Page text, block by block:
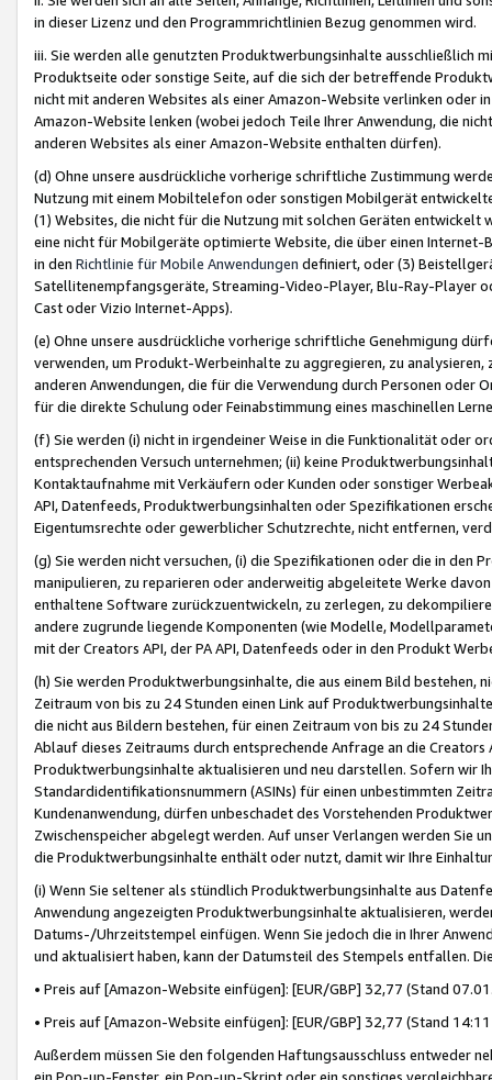
in dieser Lizenz und den Programmrichtlinien Bezug genommen wird.
iii. Sie werden alle genutzten Produktwerbungsinhalte ausschließlich
Produktseite oder sonstige Seite, auf die sich der betreffende
nicht mit anderen Websites als einer Amazon-Website verlinken oder
Amazon-Website lenken (wobei jedoch Teile Ihrer Anwendung, die
anderen Websites als einer Amazon-Website enthalten dürfen).
(d) Ohne unsere ausdrückliche vorherige schriftliche Zustimmung
Nutzung mit einem Mobiltelefon oder sonstigen Mobilgerät
(1) Websites, die nicht für die Nutzung mit solchen Geräten
eine nicht für Mobilgeräte optimierte Website, die über einen
in den Richtlinie für Mobile Anwendungen definiert, oder (3)
Satellitenempfangsgeräte, Streaming-Video-Player, Blu-Ray-Player
Cast oder Vizio Internet-Apps).
(e) Ohne unsere ausdrückliche vorherige schriftliche Genehmigung
verwenden, um Produkt-Werbeinhalte zu aggregieren, zu
anderen Anwendungen, die für die Verwendung durch Personen
für die direkte Schulung oder Feinabstimmung eines maschinellen
(f) Sie werden (i) nicht in irgendeiner Weise in die Funktionalität oder
entsprechenden Versuch unternehmen; (ii) keine
Kontaktaufnahme mit Verkäufern oder Kunden oder sonstiger
API, Datenfeeds, Produktwerbungsinhalten oder Spezifikationen
Eigentumsrechte oder gewerblicher Schutzrechte, nicht entfernen,
(g) Sie werden nicht versuchen, (i) die Spezifikationen oder die in
manipulieren, zu reparieren oder anderweitig abgeleitete Werke
enthaltene Software zurückzuentwickeln, zu zerlegen, zu
andere zugrunde liegende Komponenten (wie Modelle,
mit der Creators API, der PA API, Datenfeeds oder in den Produkt
(h) Sie werden Produktwerbungsinhalte, die aus einem Bild bestehen,
Zeitraum von bis zu 24 Stunden einen Link auf
die nicht aus Bildern bestehen, für einen Zeitraum von bis zu 24
Ablauf dieses Zeitraums durch entsprechende Anfrage an die
Produktwerbungsinhalte aktualisieren und neu darstellen. Sofern wir
Standardidentifikationsnummern (ASINs) für einen unbestimmten
Kundenanwendung, dürfen unbeschadet des Vorstehenden
Zwischenspeicher abgelegt werden. Auf unser Verlangen werden Sie
die Produktwerbungsinhalte enthält oder nutzt, damit wir Ihre
(i) Wenn Sie seltener als stündlich Produktwerbungsinhalte aus
Anwendung angezeigten Produktwerbungsinhalte aktualisieren,
Datums-/Uhrzeitstempel einfügen. Wenn Sie jedoch die in Ihrer
und aktualisiert haben, kann der Datumsteil des Stempels entfallen.
• Preis auf [Amazon-Website einfügen]: [EUR/GBP] 32,77 (Stand
• Preis auf [Amazon-Website einfügen]: [EUR/GBP] 32,77 (Stand
Außerdem müssen Sie den folgenden Haftungsausschluss entweder
ein Pop-up-Fenster, ein Pop-up-Skript oder ein sonstiges